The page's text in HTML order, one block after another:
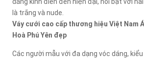
là trắng và nude.
Váy cưới cao cấp thương hiệu Việt Nam
Hoà Phú Yên đẹp
Các người mẫu với đa dạng vóc dáng,